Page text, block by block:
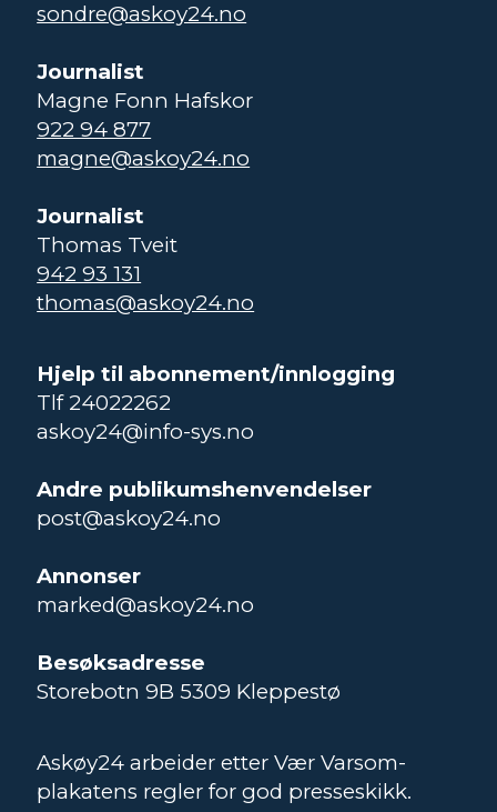
sondre@askoy24.no
Journalist
Magne Fonn Hafskor
922 94 877
magne@askoy24.no
Journalist
Thomas Tveit
942 93 131
thomas@askoy24.no
Hjelp til abonnement/innlogging
Tlf 24022262
askoy24@info-sys.no
Andre publikumshenvendelser
post@askoy24.no
Annonser
marked@askoy24.no
Besøksadresse
Storebotn 9B 5309 Kleppestø
Askøy24 arbeider etter Vær Varsom-
plakatens regler for god presseskikk.